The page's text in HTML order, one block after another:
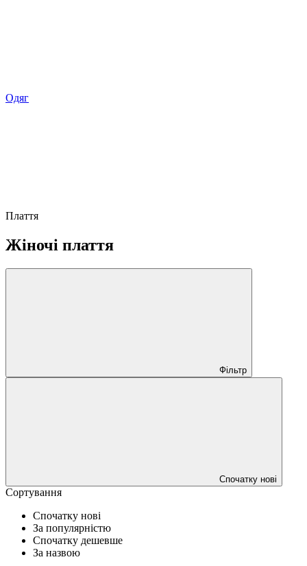
Одяг
Плаття
Жіночі плаття
Фільтр
Спочатку нові
Сортування
Спочатку нові
За популярністю
Спочатку дешевше
За назвою